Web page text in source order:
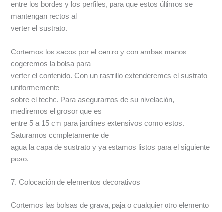
entre los bordes y los perfiles, para que estos últimos se
mantengan rectos al
verter el sustrato.
Cortemos los sacos por el centro y con ambas manos
cogeremos la bolsa para
verter el contenido. Con un rastrillo extenderemos el sustrato
uniformemente
sobre el techo. Para asegurarnos de su nivelación,
mediremos el grosor que es
entre 5 a 15 cm para jardines extensivos como estos.
Saturamos completamente de
agua la capa de sustrato y ya estamos listos para el siguiente
paso.
7. Colocación de elementos decorativos
Cortemos las bolsas de grava, paja o cualquier otro elemento